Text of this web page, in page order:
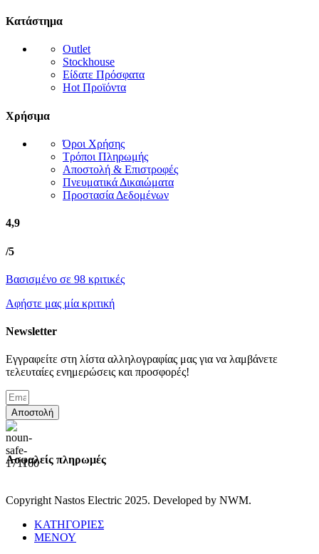
Κατάστημα
Outlet
Stockhouse
Είδατε Πρόσφατα
Hot Προϊόντα
Χρήσιμα
Όροι Χρήσης
Τρόποι Πληρωμής
Αποστολή & Επιστροφές
Πνευματικά Δικαιώματα
Προστασία Δεδομένων
4,9
/5
Βασισμένο σε 98 κριτικές
Αφήστε μας μία κριτική
Newsletter
Εγγραφείτε στη λίστα αλληλογραφίας μας για να λαμβάνετε
τελευταίες ενημερώσεις και προσφορές!
Αποστολή
Ασφαλείς πληρωμές
Copyright Nastos Electric 2025. Developed by NWM.
ΚΑΤΗΓΟΡΙΕΣ
ΜΕΝΟΥ